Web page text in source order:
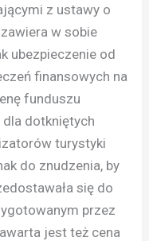
z ustawy o
w sobie
ubezpieczenie od
finansowych na
funduszu
dotkniętych
turystyki
do znudzenia, by
się do
przez
jest też cena